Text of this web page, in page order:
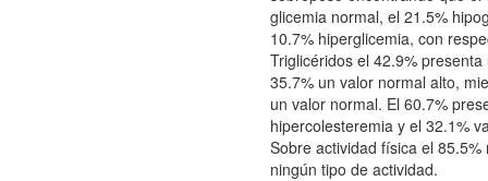
glicemia normal, el 21.5%
10.7% hiperglicemia, con
Triglicéridos el 42.9%
35.7% un valor normal alto,
un valor normal. El 60.7%
hipercolesteremia y el 32.1%
Sobre actividad física el 85.5%
ningún tipo de actividad.